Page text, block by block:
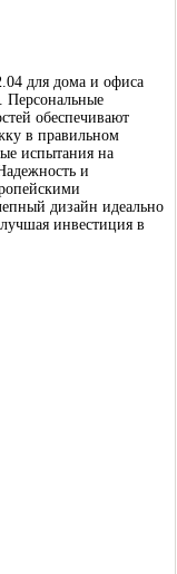
для дома и офиса
Персональные
обеспечивают
в правильном
испытания на
и
дизайн идеально
инвестиция в